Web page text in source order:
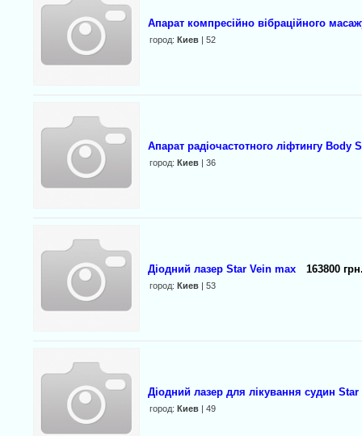
Апарат компресійно вібраційного
город: Киев| 52
Апарат радіочастотного ліфтингу Body
город: Киев| 36
Діодний лазер Star Vein max 163800
город: Киев| 53
Діодний лазер для лікування судин
город: Киев| 49